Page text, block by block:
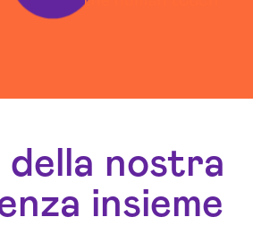
della nostra
insieme